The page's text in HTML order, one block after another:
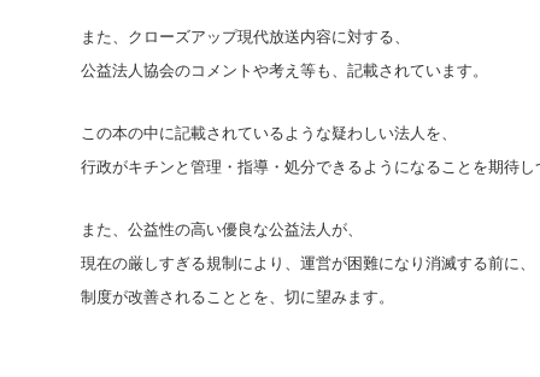
また、クローズアップ現代放送内容に対する、
公益法人協会のコメントや考え等も、記載されています。
この本の中に記載されているような疑わしい法人を、
行政がキチンと管理・指導・処分できるようになることを期待し
また、公益性の高い優良な公益法人が、
現在の厳しすぎる規制により、運営が困難になり消滅する前に、
制度が改善されることとを、切に望みます。